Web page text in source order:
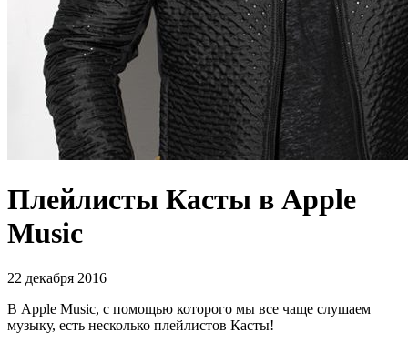
Плейлисты Касты в Apple
Music
22 декабря 2016
В Apple Music, с помощью которого мы все чаще слушаем
музыку, есть несколько плейлистов Касты!